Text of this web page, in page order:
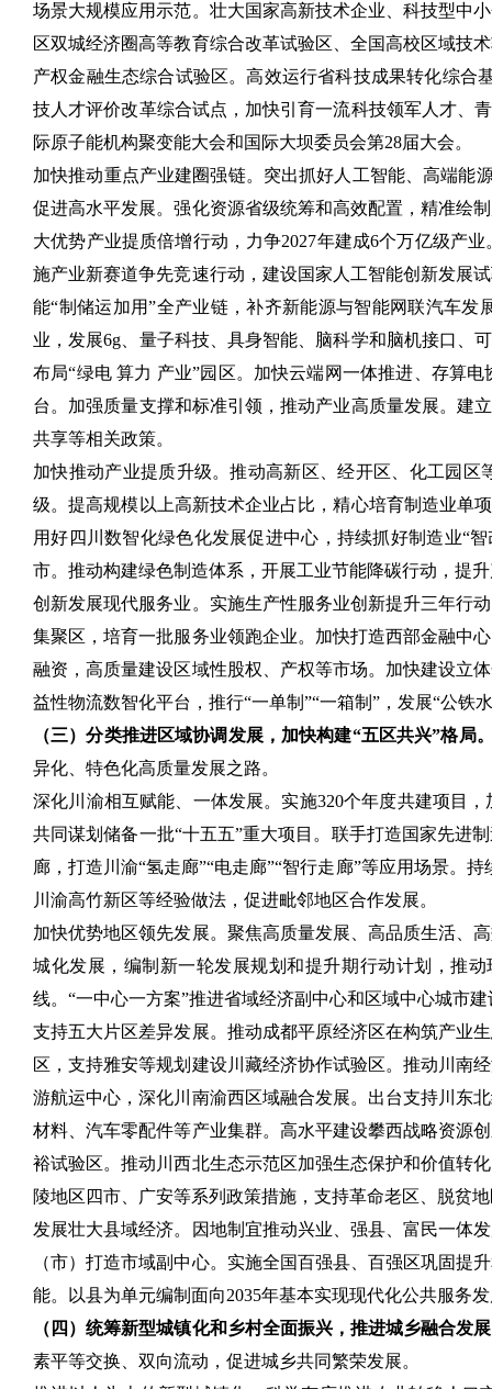
场景大规模应用示范。壮大国家高新技术企业、科技型中
区双城经济圈高等教育综合改革试验区、全国高校区域技
产权金融生态综合试验区。高效运行省科技成果转化综合
技人才评价改革综合试点，加快引育一流科技领军人才、
际原子能机构聚变能大会和国际大坝委员会第28届大会。
加快推动重点产业建圈强链。突出抓好人工智能、高端能
促进高水平发展。强化资源省级统筹和高效配置，精准绘
大优势产业提质倍增行动，力争2027年建成6个万亿级产
施产业新赛道争先竞速行动，建设国家人工智能创新发展
能“制储运加用”全产业链，补齐新能源与智能网联汽车
业，发展6g、量子科技、具身智能、脑科学和脑机接口、
布局“绿电 算力 产业”园区。加快云端网一体推进、存算
台。加强质量支撑和标准引领，推动产业高质量发展。建
共享等相关政策。
加快推动产业提质升级。推动高新区、经开区、化工园
级。提高规模以上高新技术企业占比，精心培育制造业单
用好四川数智化绿色化发展促进中心，持续抓好制造业“
市。推动构建绿色制造体系，开展工业节能降碳行动，提
创新发展现代服务业。实施生产性服务业创新提升三年行
集聚区，培育一批服务业领跑企业。加快打造西部金融中
融资，高质量建设区域性股权、产权等市场。加快建设立
益性物流数智化平台，推行“一单制”“一箱制”，发展“公铁
（三）分类推进区域协调发展，加快构建“五区共兴”格局
异化、特色化高质量发展之路。
深化川渝相互赋能、一体发展。实施320个年度共建项目
共同谋划储备一批“十五五”重大项目。联手打造国家先进
廊，打造川渝“氢走廊”“电走廊”“智行走廊”等应用场景。
川渝高竹新区等经验做法，促进毗邻地区合作发展。
加快优势地区领先发展。聚焦高质量发展、高品质生活、
城化发展，编制新一轮发展规划和提升期行动计划，推
线。“一中心一方案”推进省域经济副中心和区域中心城市
支持五大片区差异发展。推动成都平原经济区在构筑产业
区，支持雅安等规划建设川藏经济协作试验区。推动川南
游航运中心，深化川南渝西区域融合发展。出台支持川东
材料、汽车零配件等产业集群。高水平建设攀西战略资源
裕试验区。推动川西北生态示范区加强生态保护和价值转
陵地区四市、广安等系列政策措施，支持革命老区、脱贫
发展壮大县域经济。因地制宜推动兴业、强县、富民一体
（市）打造市域副中心。实施全国百强县、百强区巩固
能。以县为单元编制面向2035年基本实现现代化公共服务
（四）统筹新型城镇化和乡村全面振兴，推进城乡融合发
素平等交换、双向流动，促进城乡共同繁荣发展。